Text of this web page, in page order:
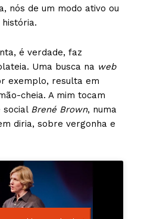
nós de um modo ativo ou
é verdade, faz
Uma busca na web
exemplo, resulta em
cheia. A mim tocam
social Brené Brown, numa
diria, sobre vergonha e